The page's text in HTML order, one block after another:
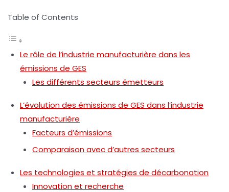
Table of Contents
Le rôle de l’industrie manufacturière dans les
émissions de GES
Les différents secteurs émetteurs
L’évolution des émissions de GES dans l’industrie
manufacturière
Facteurs d’émissions
Comparaison avec d’autres secteurs
Les technologies et stratégies de décarbonation
Innovation et recherche